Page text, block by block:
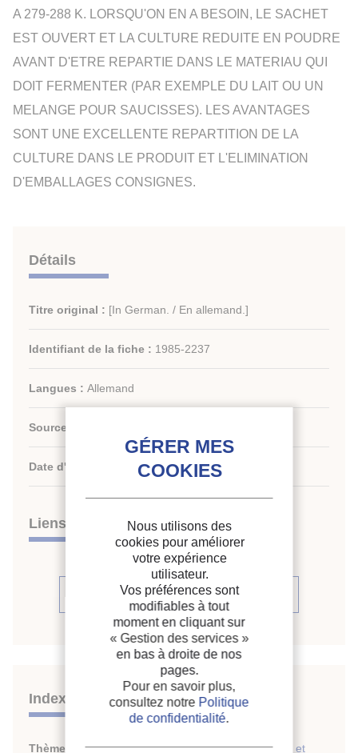
A 279-288 K. LORSQU'ON EN A BESOIN, LE SACHET
EST OUVERT ET LA CULTURE REDUITE EN POUDRE
AVANT D'ETRE REPARTIE DANS LE MATERIAU QUI
DOIT FERMENTER (PAR EXEMPLE DU LAIT OU UN
MELANGE POUR SAUCISSES). LES AVANTAGES
SONT UNE EXCELLENTE REPARTITION DE LA
CULTURE DANS LE PRODUIT ET L'ELIMINATION
D'EMBALLAGES CONSIGNES.
Détails
Titre original : [In German. / En allemand.]
Identifiant de la fiche : 1985-2237
Langues : Allemand
Source :
Date d'édition : 1984
Liens
Voir la source
Indexation
Thèmes :
Lyophilisation dans le domaine biologique et
Nous utilisons des
cookies pour améliorer
votre expérience
utilisateur.
Vos préférences sont
modifiables à tout
moment en cliquant sur
« Gestion des services »
en bas à droite de nos
pages.
Pour en savoir plus,
consultez notre Politique
de confidentialité.